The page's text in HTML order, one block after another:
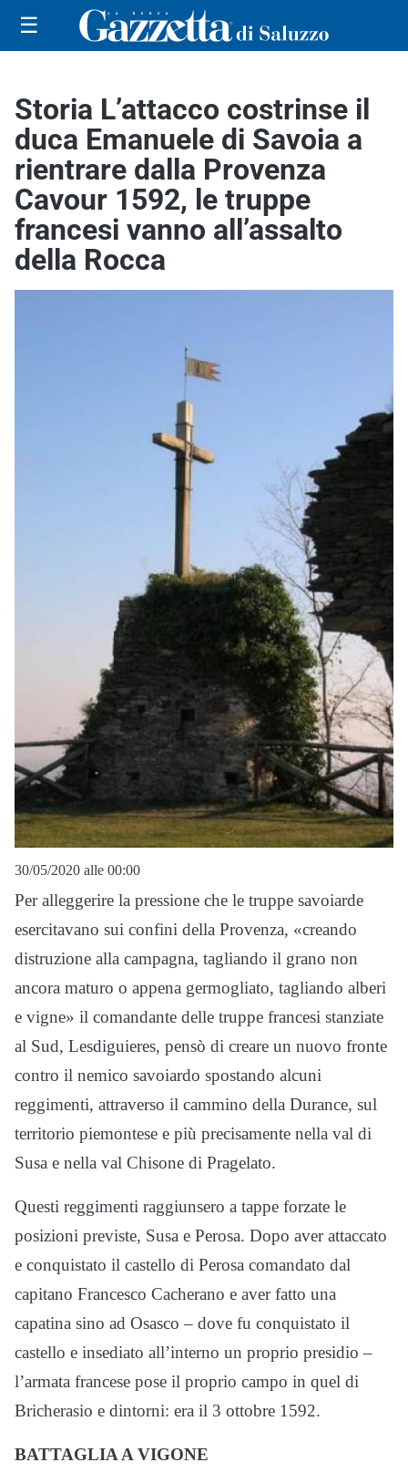
☰
Storia L’attacco costrinse il
duca Emanuele di Savoia a
rientrare dalla Provenza
Cavour 1592, le truppe
francesi vanno all’assalto
della Rocca
30/05/2020 alle 00:00
Per alleggerire la pressione che le truppe savoiarde
esercitavano sui confini della Provenza, «creando
distruzione alla campagna, tagliando il grano non
ancora maturo o appena germogliato, tagliando alberi
e vigne» il comandante delle truppe francesi stanziate
al Sud, Lesdiguieres, pensò di creare un nuovo fronte
contro il nemico savoiardo spostando alcuni
reggimenti, attraverso il cammino della Durance, sul
territorio piemontese e più precisamente nella val di
Susa e nella val Chisone di Pragelato.
Questi reggimenti raggiunsero a tappe forzate le
posizioni previste, Susa e Perosa. Dopo aver attaccato
e conquistato il castello di Perosa comandato dal
capitano Francesco Cacherano e aver fatto una
capatina sino ad Osasco – dove fu conquistato il
castello e insediato all’interno un proprio presidio –
l’armata francese pose il proprio campo in quel di
Bricherasio e dintorni: era il 3 ottobre 1592.
BATTAGLIA A VIGONE